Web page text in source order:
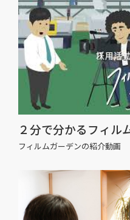
２分で分かるフィル
フィルムガーデンの紹介動画